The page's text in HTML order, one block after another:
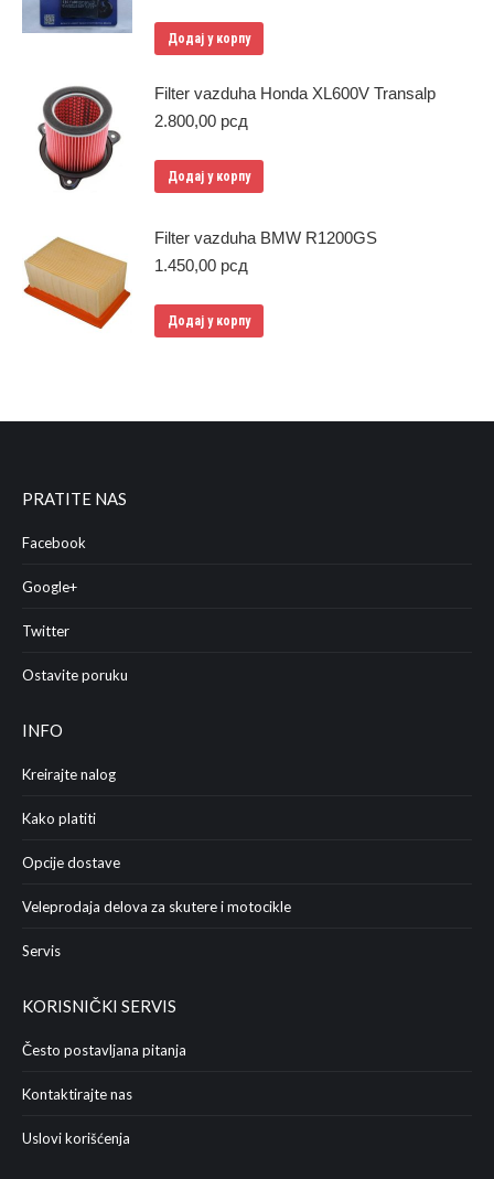
Додај у корпу
Filter vazduha Honda XL600V Transalp
2.800,00 рсд
Додај у корпу
Filter vazduha BMW R1200GS
1.450,00 рсд
Додај у корпу
PRATITE NAS
Facebook
Google+
Twitter
Ostavite poruku
INFO
Kreirajte nalog
Kako platiti
Opcije dostave
Veleprodaja delova za skutere i motocikle
Servis
KORISNIČKI SERVIS
Često postavljana pitanja
Kontaktirajte nas
Uslovi korišćenja